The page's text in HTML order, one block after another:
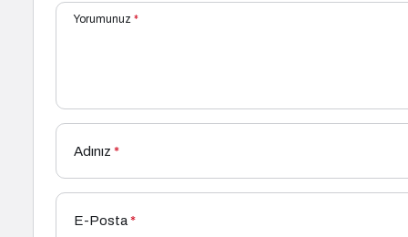
Yorumunuz *
Adınız *
E-Posta*